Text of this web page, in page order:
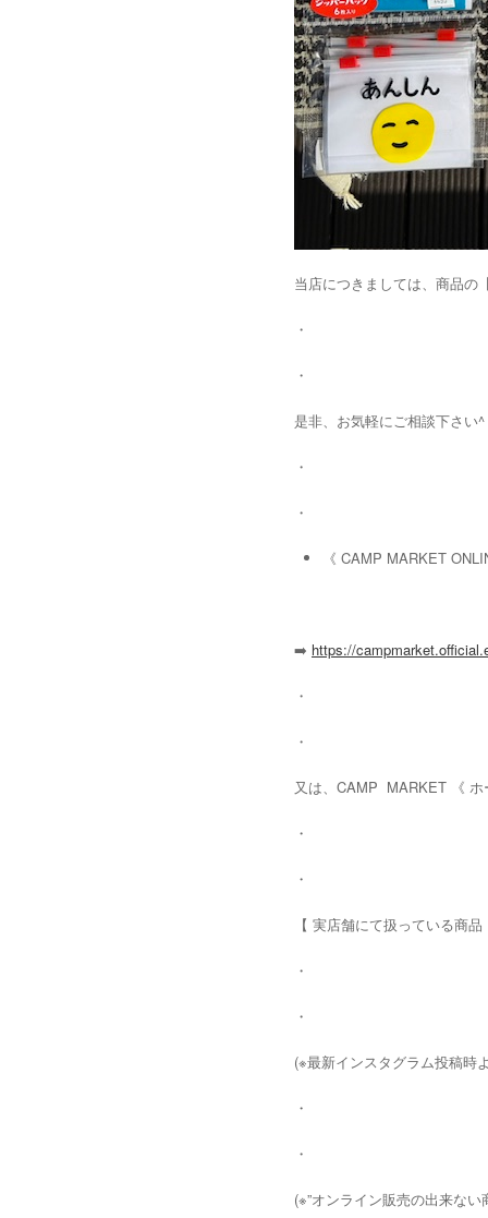
当店につきましては、商品の
・
・
是非、お気軽にご相談下さい
・
・
《 CAMP MARKET
➡️ https://
・
・
又は、CAMP MARKET 《
・
・
【 実店舗にて扱っている商
・
・
(※最新インスタグラム投稿時
・
・
(※”オンライン販売の出来ない